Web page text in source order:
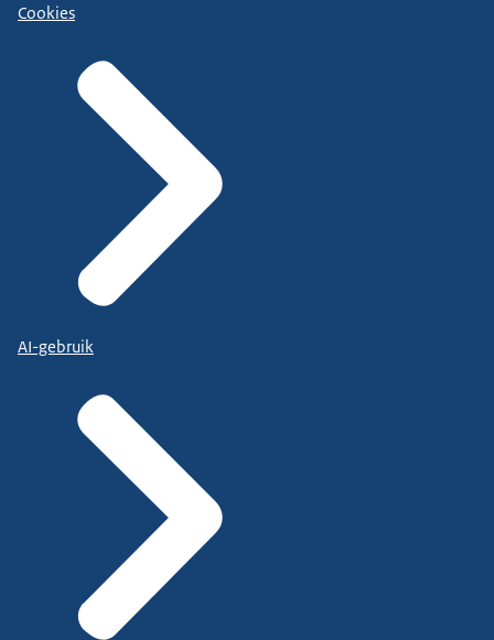
Cookies
AI-gebruik